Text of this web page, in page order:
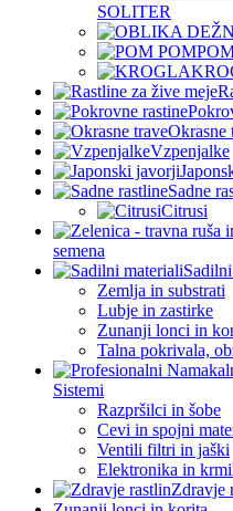
SOLITER
Okrasne
Vzpenjalke
Sadne
Citrusi
semena
Zemlja in substrati
Lubje in zastirke
Zunanji lonci in
Talna pokrivala,
Sistemi
Razpršilci in šobe
Cevi in spojni
Ventili filtri in jaški
Elektronika in
Zdravje